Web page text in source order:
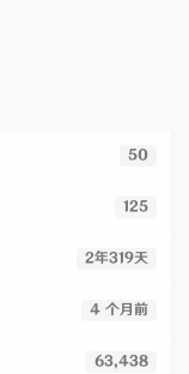
50
125
2年319天
4 个月前
63,438